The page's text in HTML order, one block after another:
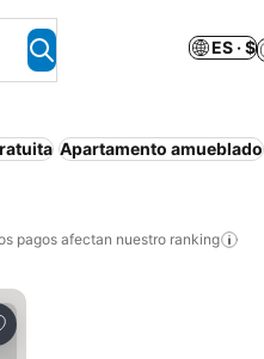
ES · $
Apartamento amueblado
pagos afectan nuestro ranking
a favoritos